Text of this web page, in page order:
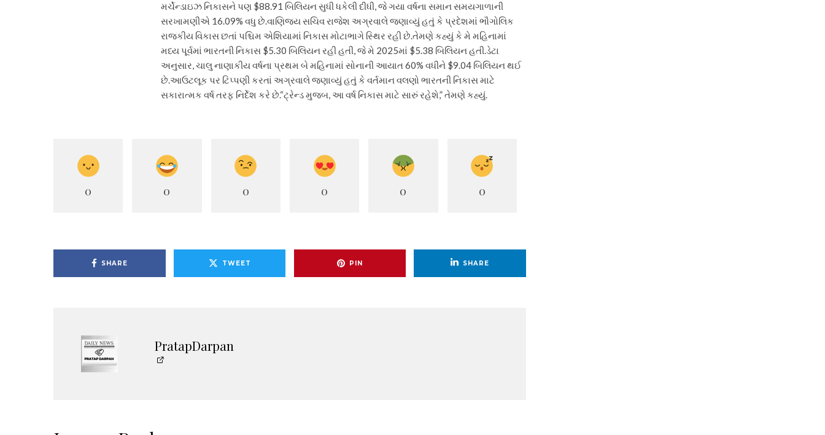
મર્ચેન્ડાઇઝ નિકાસને પણ $88.91 બિલિયન સુધી ધકેલી દીધી, જે ગયા વર્ષના સમાન સમયગાળાની
સરખામણીએ 16.09% વધુ છે.વાણિજ્ય સચિવ રાજેશ અગ્રવાલે જણાવ્યું હતું કે પ્રદેશમાં ભૌગોલિક
રાજકીય વિકાસ છતાં પશ્ચિમ એશિયામાં નિકાસ મોટાભાગે સ્થિર રહી છે.તેમણે કહ્યું કે મે મહિનામાં
મધ્ય પૂર્વમાં ભારતની નિકાસ $5.30 બિલિયન રહી હતી, જે મે 2025માં $5.38 બિલિયન હતી.ડેટા
અનુસાર, ચાલુ નાણાકીય વર્ષના પ્રથમ બે મહિનામાં સોનાની આયાત 60% વધીને $9.04 બિલિયન થઈ
છે.આઉટલૂક પર ટિપ્પણી કરતાં અગ્રવાલે જણાવ્યું હતું કે વર્તમાન વલણો ભારતની નિકાસ માટે
સકારાત્મક વર્ષ તરફ નિર્દેશ કરે છે.“ટ્રેન્ડ મુજબ, આ વર્ષ નિકાસ માટે સારું રહેશે,” તેમણે કહ્યું.
0 0 0 0 0 0
SHARE TWEET PIN SHARE
PratapDarpan